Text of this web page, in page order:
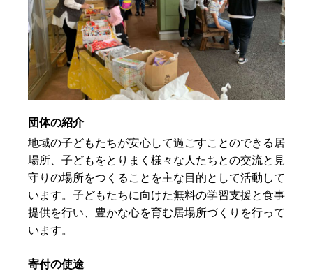
団体の紹介
地域の子どもたちが安心して過ごすことのできる居
場所、子どもをとりまく様々な人たちとの交流と見
守りの場所をつくることを主な目的として活動して
います。子どもたちに向けた無料の学習支援と食事
提供を行い、豊かな心を育む居場所づくりを行って
います。
寄付の使途